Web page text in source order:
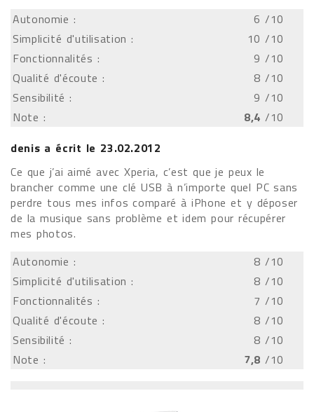
Autonomie :
6 /10
Simplicité d'utilisation :
10 /10
Fonctionnalités :
9 /10
Qualité d'écoute :
8 /10
Sensibilité :
9 /10
Note :
8,4 /10
denis a écrit le 23.02.2012
Ce que j’ai aimé avec Xperia, c’est que je peux le
brancher comme une clé USB à n’importe quel PC sans
perdre tous mes infos comparé à iPhone et y déposer
de la musique sans problème et idem pour récupérer
mes photos.
Autonomie :
8 /10
Simplicité d'utilisation :
8 /10
Fonctionnalités :
7 /10
Qualité d'écoute :
8 /10
Sensibilité :
8 /10
Note :
7,8 /10